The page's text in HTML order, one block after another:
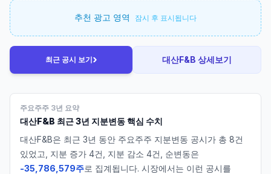
추천 광고 영역 잠시 후 표시됩니다
최근 공시 보기› 대산F&B 상세보기
주요주주 3년 요약
대산F&B 최근 3년 지분변동 핵심 수치
대산F&B은 최근 3년 동안 주요주주 지분변동 공시가 총 8건
있었고, 지분 증가 4건, 지분 감소 4건, 순변동은
-35,786,579주로 집계됩니다. 시장에서는 이런 공시를